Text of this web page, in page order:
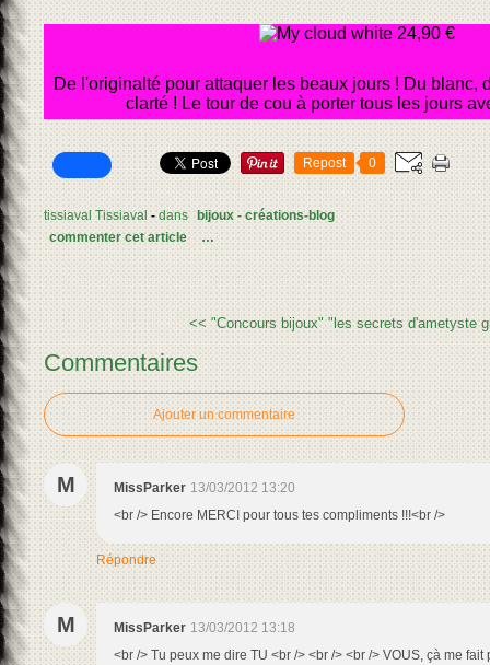
De l'originalté pour attaquer les beaux jours ! Du blanc,
clarté ! Le tour de cou à porter tous les jours
Repost 0
tissiaval Tissiaval -dans bijoux - créations-blog
commenter cet article
…
<< "Concours bijoux" "les secrets d'ametyste
Commentaires
Ajouter un commentaire
M MissParker 13/03/2012 13:20
<br /> Encore MERCI pour tous tes compliments !!!<br />
Répondre
M MissParker 13/03/2012 13:18
<br /> Tu peux me dire TU <br /> <br /> <br /> VOUS, çà me